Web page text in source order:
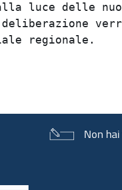
alla luce
Non